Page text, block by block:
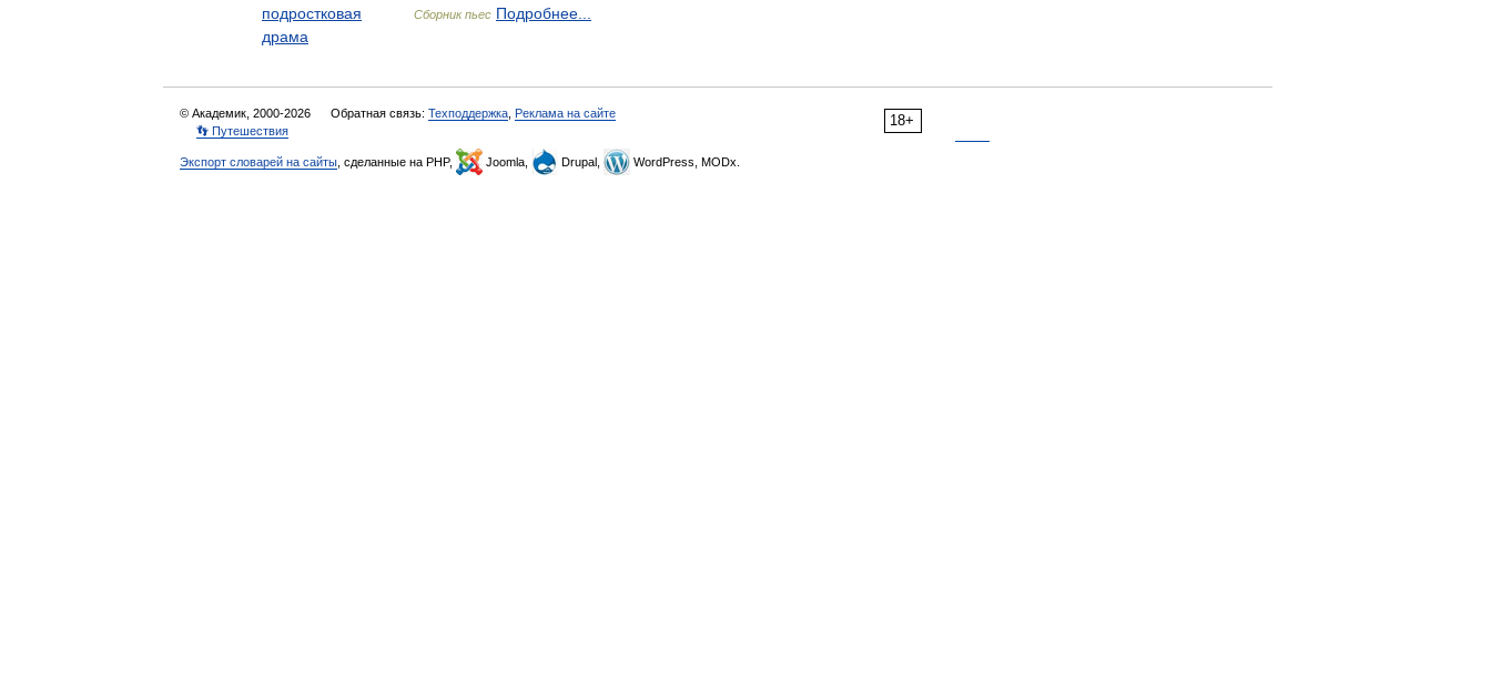
подростковая
драма
Сборник пьес Подробнее...
18+
© Академик, 2000-2026 Обратная связь: Техподдержка Реклама на сайте
👣 Путешествия
Экспорт словарей на сайты , сделанные на PHP, Joomla, Drupal, WordPress, MODx.